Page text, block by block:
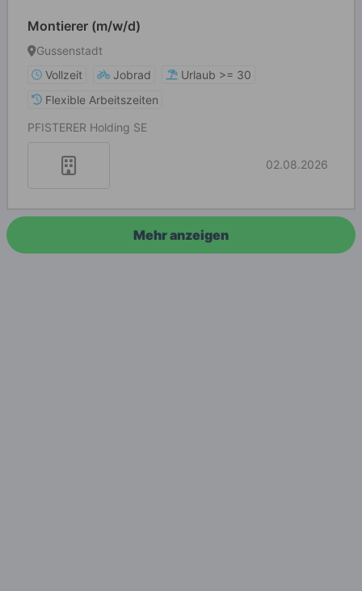
Montierer (m/w/d)
Gussenstadt
Vollzeit
Jobrad
Urlaub >= 30
Flexible Arbeitszeiten
PFISTERER Holding SE
02.08.2026
Mehr anzeigen